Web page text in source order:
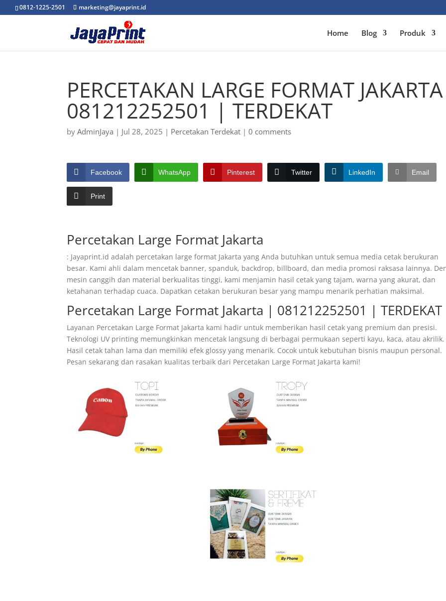
0812-1225-2501 marketing@jayaprint.id
Home Blog Produk
PERCETAKAN LARGE FORMAT
081212252501 | TERDEKAT
byAdminJaya | Jul 28, 2025 | Percetakan Terdekat |0 comments
Facebook WhatsApp Pinterest Twitter LinkedIn Email
Print
Percetakan Large Format Jakarta
: Jayaprint.id adalah percetakan large format Jakarta yang Anda butuhkan untuk semua media cetak berukuran
besar. Kami ahli dalam mencetak banner, spanduk, backdrop, billboard, dan media promosi raksasa lainnya.
mesin canggih dan material berkualitas tinggi, kami menjamin hasil cetak yang tajam, warna yang akurat, dan
ketahanan terhadap cuaca. Dapatkan cetakan berukuran besar yang mampu menarik perhatian maksimal.
Percetakan Large Format Jakarta | 081212252501 | TERDEKAT
Layanan Percetakan Large Format Jakarta kami hadir untuk memberikan hasil cetak yang premium dan presisi.
Teknologi UV printing memungkinkan mencetak langsung di berbagai permukaan seperti kayu, kaca, atau akrilik.
Hasil cetak tahan lama dan memiliki efek glossy yang menarik. Cocok untuk kebutuhan bisnis maupun personal.
Pesan sekarang dan rasakan kualitas terbaik dari Percetakan Large Format Jakarta kami!